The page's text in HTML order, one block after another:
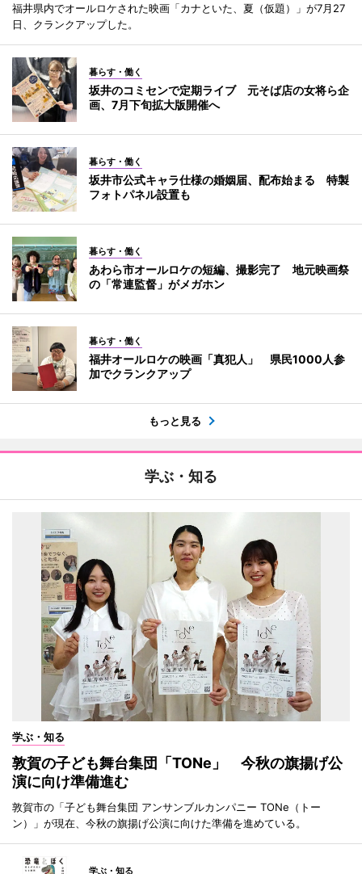
福井県内でオールロケされた映画「カナといた、夏（仮題）」が7月27
日、クランクアップした。
暮らす・働く
坂井のコミセンで定期ライブ 元そば店の女将ら企
画、7月下旬拡大版開催へ
暮らす・働く
坂井市公式キャラ仕様の婚姻届、配布始まる 特製
フォトパネル設置も
暮らす・働く
あわら市オールロケの短編、撮影完了 地元映画祭
の「常連監督」がメガホン
暮らす・働く
福井オールロケの映画「真犯人」 県民1000人参
加でクランクアップ
もっと見る
学ぶ・知る
学ぶ・知る
敦賀の子ども舞台集団「TONe」 今秋の旗揚げ公
演に向け準備進む
敦賀市の「子ども舞台集団 アンサンブルカンパニー TONe（トー
ン）」が現在、今秋の旗揚げ公演に向けた準備を進めている。
学ぶ・知る